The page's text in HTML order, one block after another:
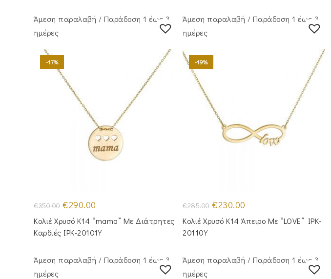
Άμεση παραλαβή / Παράδoση 1 έως 3
ημέρες
-17%
€350.00 Original
price
was:
€350.00.
€290.00
είναι:
€290.00.
Κολιέ Χρυσό Κ14 “mama” Με Διάτρητες
Καρδιές IPK-20101Y
Άμεση παραλαβή / Παράδoση 1 έως 3
ημέρες
-19%
€285.00 Original
price
was:
€285.00.
€230.00
είναι:
Κολιέ Χρυσό Κ14 Άπειρο Με “LOVE” IPK-
20110Y
Άμεση παραλαβή / Παράδoση 1 έως 3
ημέρες
Άμεση παραλαβή / Παράδoση 1 έως 3
ημέρες